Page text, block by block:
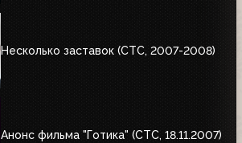
Несколько заставок (СТС, 2007-2008)
Анонс фильма "Готика" (СТС, 18.11.2007)